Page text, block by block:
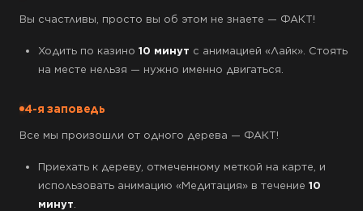
Вы счастливы, просто вы об этом не знаете — ФАКТ!
Ходить по казино 10 минут с анимацией «Лайк». Стоять
на месте нельзя — нужно именно двигаться.
4-я заповедь
Все мы произошли от одного дерева — ФАКТ!
Приехать к дереву, отмеченному меткой на карте, и
использовать анимацию «Медитация» в течение 10
минут